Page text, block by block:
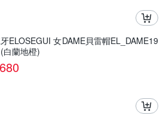
ELOSEGUI 女DAME貝雷帽EL_DAME19
白蘭地橙)